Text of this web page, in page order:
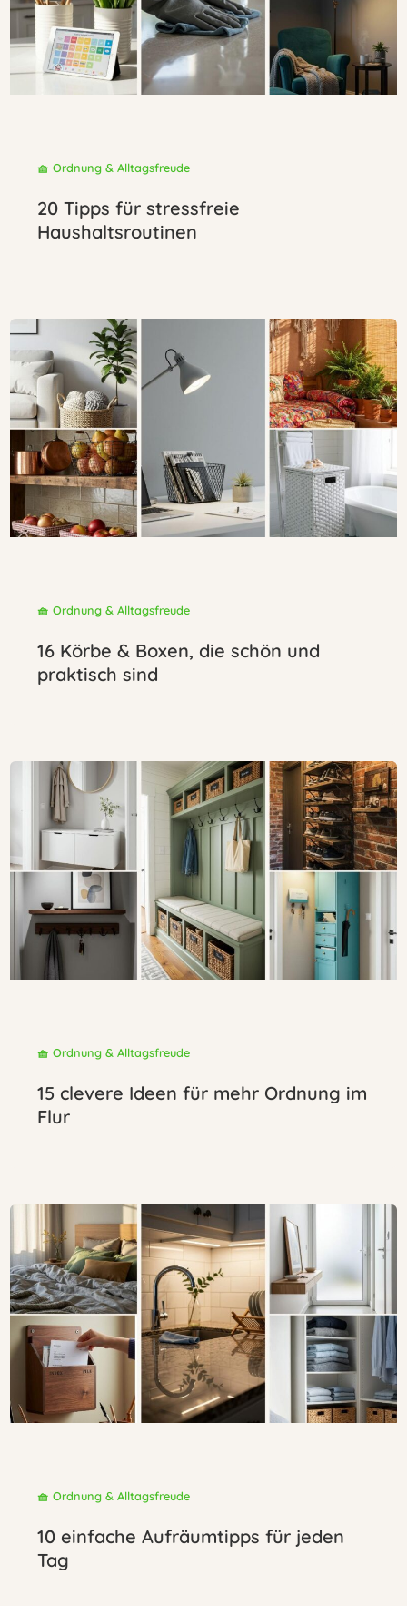
🧺 Ordnung & Alltagsfreude
20 Tipps für stressfreie
Haushaltsroutinen
🧺 Ordnung & Alltagsfreude
16 Körbe & Boxen, die schön und
praktisch sind
🧺 Ordnung & Alltagsfreude
15 clevere Ideen für mehr Ordnung im
Flur
🧺 Ordnung & Alltagsfreude
10 einfache Aufräumtipps für jeden
Tag